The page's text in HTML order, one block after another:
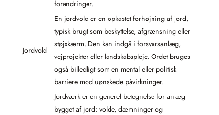
forandringer.
Jordvold
En jordvold er en opkastet forhøjning af jord,
typisk brugt som beskyttelse, afgrænsning eller
støjskærm. Den kan indgå i forsvarsanlæg,
vejprojekter eller landskabspleje. Ordet bruges
også billedligt som en mental eller politisk
barriere mod uønskede påvirkninger.
Jordværk er en generel betegnelse for anlæg
bygget af jord: volde, dæmninger og